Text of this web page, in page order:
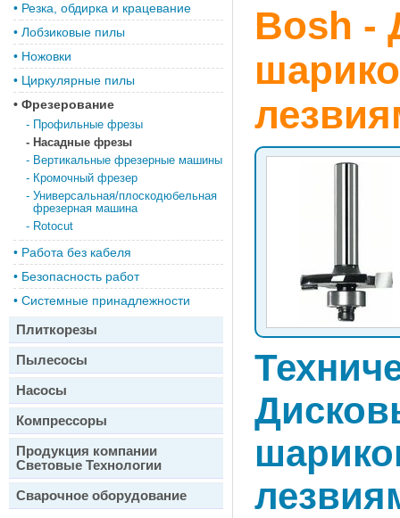
• Резка, обдирка и крацевание
• Лобзиковые пилы
• Ножовки
• Циркулярные пилы
• Фрезерование
- Профильные фрезы
- Насадные фрезы
- Вертикальные фрезерные машины
- Кромочный фрезер
- Универсальная/плоскодюбельная
фрезерная машина
- Rotocut
• Работа без кабеля
• Безопасность работ
• Системные принадлежности
Плиткорезы
Пылесосы
Насосы
Компрессоры
Продукция компании
Световые Технологии
Сварочное оборудование
Bosh -